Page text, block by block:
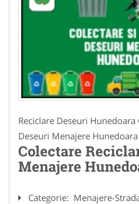
Reciclare Deseuri Hunedoara
Deseuri Menajere Hunedoara
Colectare
Menajere
Categorie: Menajere-